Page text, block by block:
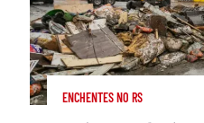
ENCHENTES NO RS